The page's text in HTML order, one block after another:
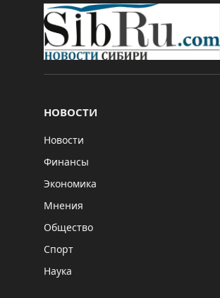
НОВОСТИ
Новости
Финансы
Экономика
Мнения
Общество
Спорт
Наука